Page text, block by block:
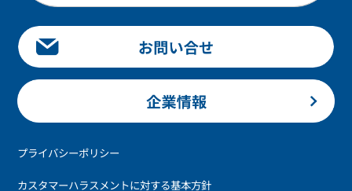
プライバシーポリシー
カスタマーハラスメントに対する基本方針